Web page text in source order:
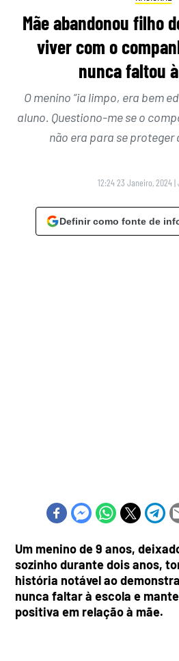
Mãe abandonou filho
viver com o
nunca faltou
O menino “ia limpo, era bem
aluno. Questiono-me se o
não era para se proteger
12:24 23 Janeiro, 2024 |
Definir como fonte de
Um menino de 9 anos,
sozinho durante dois anos,
história notável ao
nunca faltar à escola e
positiva em relação à mãe.